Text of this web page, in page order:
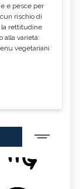
e pesce per
rischio di
la rettitudine
alla varietà:
vegetariani